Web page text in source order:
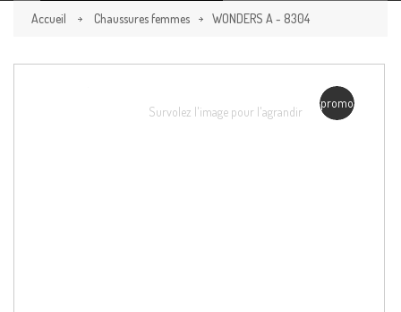
Accueil Chaussures femmes WONDERS A - 8304
promo
Survolez l'image pour l'agrandir